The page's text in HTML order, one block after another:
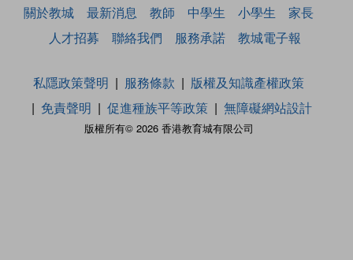
關於教城 最新消息 教師 中學生 小學生
家長
人才招募
聯絡我們 服務承諾 教城電子報
版權所有© 2026 香港教育城有限公司
私隱政策聲明 服務條款
版權及知識產權政策
免責聲明
促進種族平等政策 無障礙網站設計